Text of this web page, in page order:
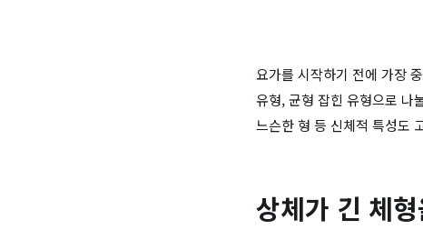
요가를 시작하기 전에 가장
유형, 균형 잡힌 유형으로 나
느슨한 형 등 신체적 특성도
상체가 긴 체